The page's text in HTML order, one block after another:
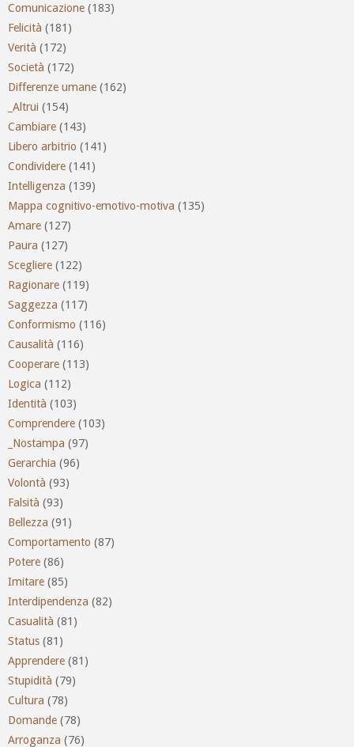
Comunicazione (183)
Felicità (181)
Verità (172)
Società (172)
Differenze umane (162)
_Altrui (154)
Cambiare (143)
Libero arbitrio (141)
Condividere (141)
Intelligenza (139)
Mappa cognitivo-emotivo-motiva (135)
Amare (127)
Paura (127)
Scegliere (122)
Ragionare (119)
Saggezza (117)
Conformismo (116)
Causalità (116)
Cooperare (113)
Logica (112)
Identità (103)
Comprendere (103)
_Nostampa (97)
Gerarchia (96)
Volontà (93)
Falsità (93)
Bellezza (91)
Comportamento (87)
Potere (86)
Imitare (85)
Interdipendenza (82)
Casualità (81)
Status (81)
Apprendere (81)
Stupidità (79)
Cultura (78)
Domande (78)
Arroganza (76)